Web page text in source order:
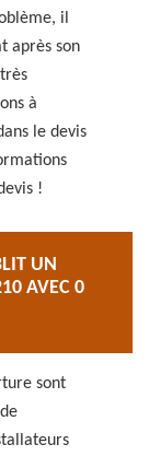
il
après son
à
le devis
!
UN
AVEC 0
sont